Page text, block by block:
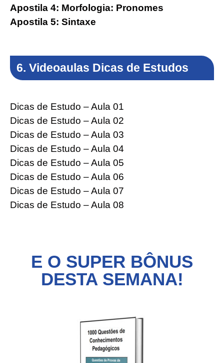
Apostila 4: Morfologia: Pronomes
Apostila 5: Sintaxe
6. Videoaulas Dicas de Estudos
Dicas de Estudo – Aula 01
Dicas de Estudo – Aula 02
Dicas de Estudo – Aula 03
Dicas de Estudo – Aula 04
Dicas de Estudo – Aula 05
Dicas de Estudo – Aula 06
Dicas de Estudo – Aula 07
Dicas de Estudo – Aula 08
E O SUPER BÔNUS
DESTA SEMANA!